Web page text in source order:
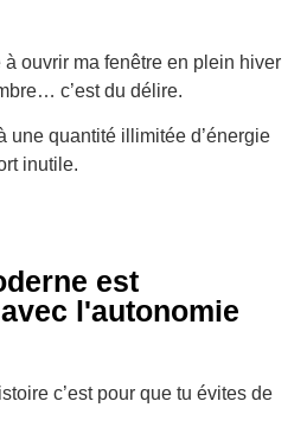
à ouvrir ma fenêtre en plein hiver
c’est du délire.
une quantité illimitée d’énergie
inutile.
est
l'autonomie
c’est pour que tu évites de